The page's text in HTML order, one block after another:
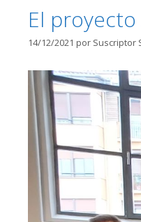
El
14/12/2021 por Suscriptor